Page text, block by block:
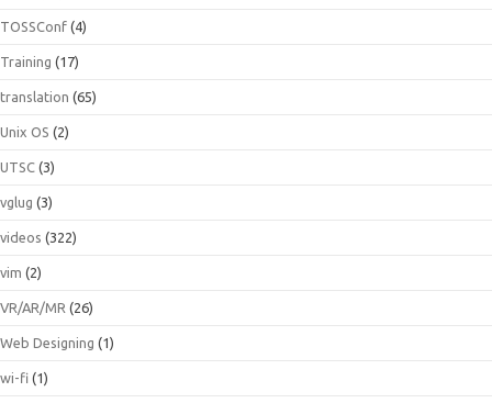
TOSSConf (4)
Training (17)
translation (65)
Unix OS (2)
UTSC (3)
vglug (3)
videos (322)
vim (2)
VR/AR/MR (26)
Web Designing (1)
wi-fi (1)